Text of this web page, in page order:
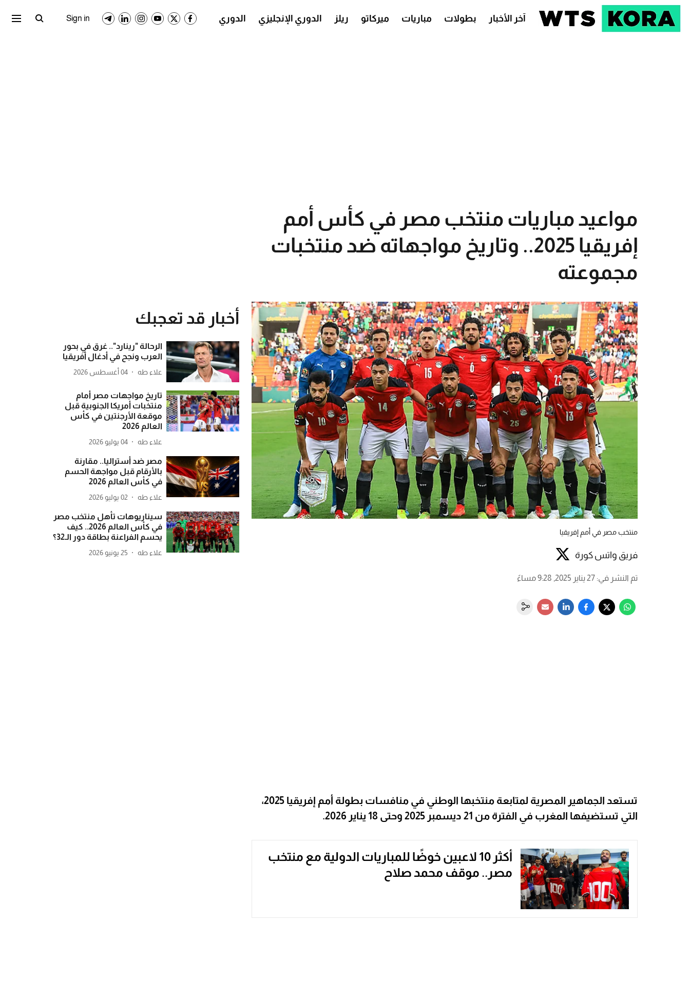
آخر الأخبار بطولات مباريات ميركاتو ريلز الدوري الإنجليزي الدوري المصري الدوري السعودي Sign in
مواعيد مباريات منتخب مصر في كأس أمم
إفريقيا 2025.. وتاريخ مواجهاته ضد منتخبات
مجموعته
منتخب مصر في أمم إفريقيا
فريق واتس كورة
تم النشر في: 27 يناير 2025, 9:28 مساءً
تستعد الجماهير المصرية لمتابعة منتخبها الوطني في منافسات بطولة أمم إفريقيا 2025،
التي تستضيفها المغرب في الفترة من 21 ديسمبر 2025 وحتى 18 يناير 2026.
أكثر 10 لاعبين خوضًا للمباريات الدولية مع منتخب
مصر.. موقف محمد صلاح
أخبار قد تعجبك
الرحالة "رينارد".. غرق في بحور
العرب ونجح في أدغال أفريقيا
علاء طه 04 أغسطس 2026
تاريخ مواجهات مصر أمام
منتخبات أمريكا الجنوبية قبل
موقعة الأرجنتين في كأس
العالم 2026
علاء طه 04 يوليو 2026
مصر ضد أستراليا.. مقارنة
بالأرقام قبل مواجهة الحسم
في كأس العالم 2026
علاء طه 02 يوليو 2026
سيناريوهات تأهل منتخب مصر
في كأس العالم 2026.. كيف
يحسم الفراعنة بطاقة دور الـ32؟
علاء طه 25 يونيو 2026